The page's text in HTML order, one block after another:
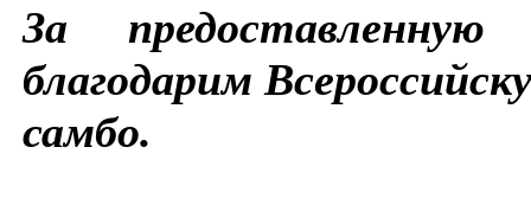
За предоставленную
благодарим
самбо.